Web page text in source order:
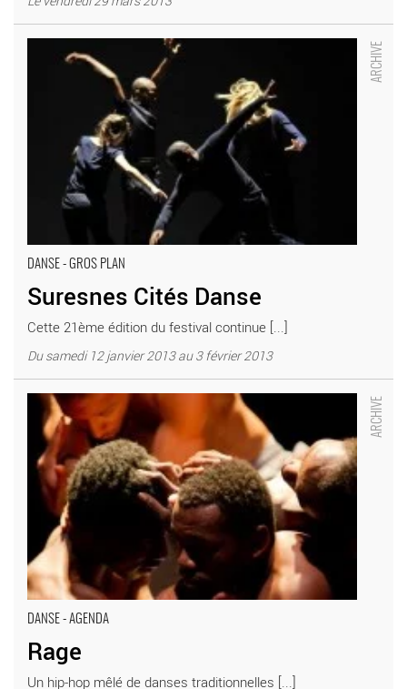
DANSE - GROS PLAN
Suresnes Cités Danse
Cette 21ème édition du festival continue [...]
Du samedi 12 janvier 2013 au 3 février 2013
Suresnes Cités Danse - Critique sortie Danse Suresnes
_Théâtre de Suresnes
DANSE - AGENDA
Rage
Un hip-hop mêlé de danses traditionnelles [...]
Rage - Critique sortie Danse Suresnes Théâtre Jean Vilar